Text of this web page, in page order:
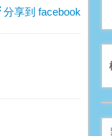
分享到 facebook